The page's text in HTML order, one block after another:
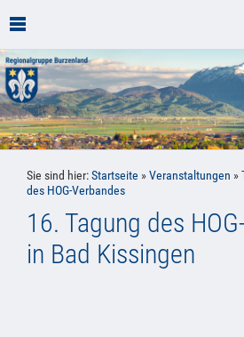
Sie sind hier:Startseite »Veranstaltungen »
des HOG-Verbandes
16. Tagung des
in Bad Kissingen